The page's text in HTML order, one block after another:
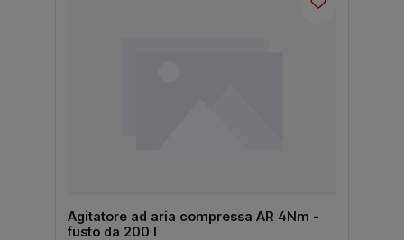
Agitatore ad aria compressa AR 4Nm -
fusto da 200 l